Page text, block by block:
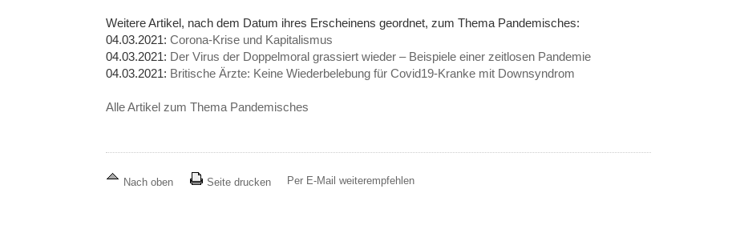
Weitere Artikel, nach dem Datum ihres Erscheinens geordnet, zum Thema Pandemisches:
04.03.2021: Corona-Krise und Kapitalismus
04.03.2021: Der Virus der Doppelmoral grassiert wieder – Beispiele einer zeitlosen Pandemie
04.03.2021: Britische Ärzte: Keine Wiederbelebung für Covid19-Kranke mit Downsyndrom
Alle Artikel zum Thema Pandemisches
Nach oben Seite drucken Per E-Mail weiterempfehlen